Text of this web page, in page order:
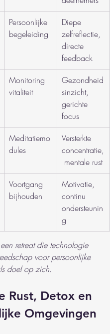
Persoonlijke
begeleiding
Diepe
zelfreflectie,
directe
feedback
Monitoring
vitaliteit
Gezondheid
sinzicht,
gerichte
focus
Meditatiemo
dules
Versterkte
concentratie,
mentale rust
Voortgang
bijhouden
Motivatie,
continu
ondersteunin
g
retreat die technologie
voor persoonlijke
doel op zich.
Rust, Detox en
Omgevingen